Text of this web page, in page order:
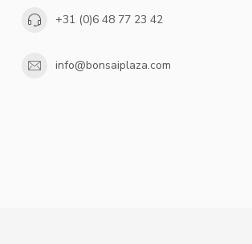
+31 (0)6 48 77 23 42
info@bonsaiplaza.com